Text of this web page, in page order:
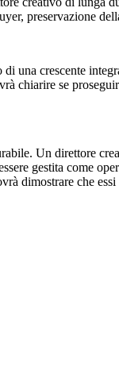
preservazione
una crescente
chiarire se
Un direttore
gestita come
dimostrare che